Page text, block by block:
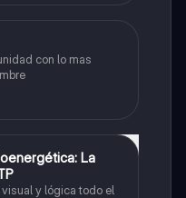
con lo mas
La
y lógica todo el